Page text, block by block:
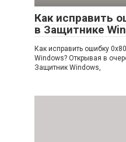
Как исправить
в Защитнике
Как исправить ошибку
Windows? Открывая в
Защитник Windows,